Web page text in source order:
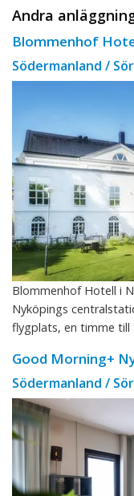
Andra
Blommenhof
Södermanland /
Blommenhof Hotell i
Nyköpings
flygplats, en timme till
Good Morning+
Södermanland /